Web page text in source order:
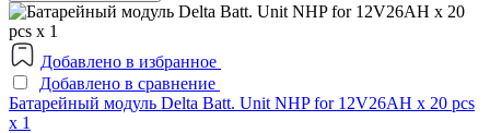
Добавлено в избранное
Добавлено в сравнение
Батарейный модуль Delta Batt. Unit NHP for 12V26AH x 20 pcs
x 1